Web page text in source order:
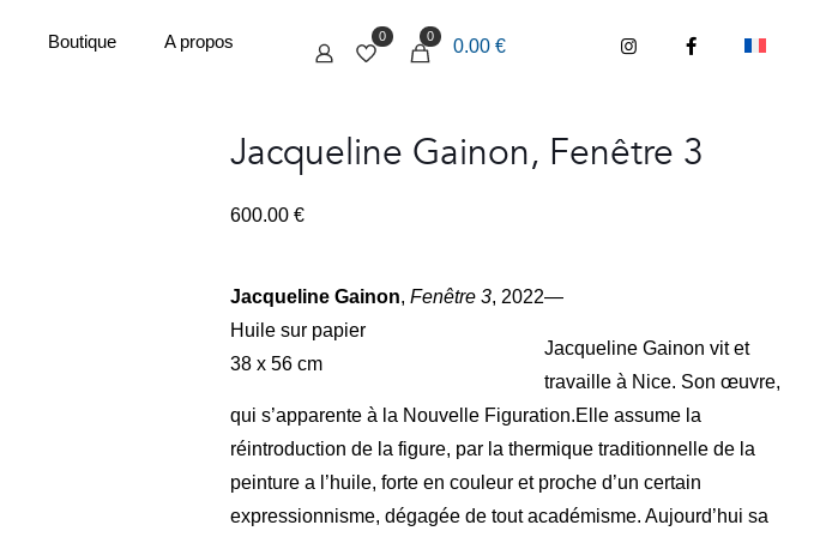
Boutique A propos 0 0
0.00 €
Jacqueline Gainon, Fenêtre 3
600.00 €
Jacqueline Gainon, Fenêtre 3, 2022
Huile sur papier
38 x 56 cm
—
Jacqueline Gainon vit et
travaille à Nice. Son œuvre,
qui s’apparente à la Nouvelle Figuration.Elle assume la
réintroduction de la figure, par la thermique traditionnelle de la
peinture a l’huile, forte en couleur et proche d’un certain
expressionnisme, dégagée de tout académisme. Aujourd’hui sa